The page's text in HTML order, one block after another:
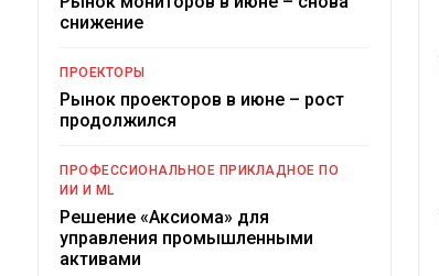
снижение
ПРОЕКТОРЫ
Рынок проекторов в июне – рост
продолжился
ПРОФЕССИОНАЛЬНОЕ ПРИКЛАДНОЕ ПО
ИИ И ML
Решение «Аксиома» для
управления промышленными
активами
российский рынок ИБП?